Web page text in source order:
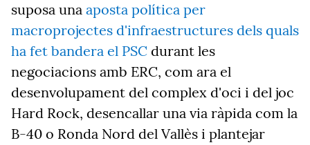
suposa una aposta política per
macroprojectes d'infraestructures dels quals
ha fet bandera el PSC durant les
negociacions amb ERC, com ara el
desenvolupament del complex d'oci i del joc
Hard Rock, desencallar una via ràpida com la
B-40 o Ronda Nord del Vallès i plantejar